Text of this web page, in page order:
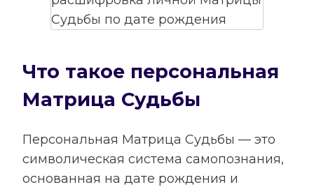
Что такое персональная
Матрица Судьбы
Персональная Матрица Судьбы — это
символическая система самопознания,
основанная на дате рождения и